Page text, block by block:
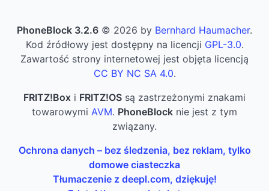
PhoneBlock 3.2.6 © 2026 by Bernhard Haumacher.
Kod źródłowy jest dostępny na licencji GPL-3.0.
Zawartość strony internetowej jest objęta licencją
CC BY NC SA 4.0.
FRITZ!Box i FRITZ!OS są zastrzeżonymi znakami
towarowymi AVM. PhoneBlock nie jest z tym
związany.
Ochrona danych – bez śledzenia, bez reklam, tylko
domowe ciasteczka
Tłumaczenie z deepl.com, dziękuję!